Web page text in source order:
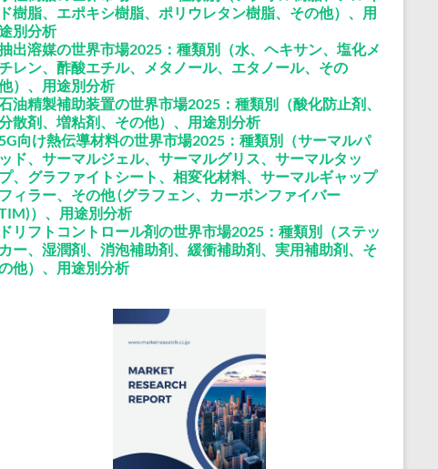
ド樹脂、エポキシ樹脂、ポリウレタン樹脂、その他）、用
別分析
出溶媒の世界市場2025：種類別（水、ヘキサン、塩化メ
レン、酢酸エチル、メタノール、エタノール、その
）、用途別分析
油精製補助装置の世界市場2025：種類別（酸化防止剤、
散剤、増粘剤、その他）、用途別分析
向け熱伝導材料の世界市場2025：種類別（サーマルパ
ッド、サーマルジェル、サーマルグリス、サーマルタッ
プ、グラファイトシート、相変化材料、サーマルギャップ
フィラー、その他 (グラフェン、カーボンファイバー
）、用途別分析
ドリフトコントロール剤の世界市場2025：種類別（ステッ
カー、湿潤剤、消泡補助剤、緩衝補助剤、実用補助剤、そ
他）、用途別分析